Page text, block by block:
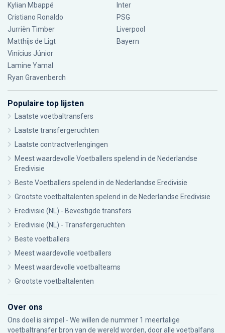
Kylian Mbappé
Cristiano Ronaldo
Jurriën Timber
Matthijs de Ligt
Vinícius Júnior
Lamine Yamal
Ryan Gravenberch
Inter
PSG
Liverpool
Bayern
Populaire top lijsten
Laatste voetbaltransfers
Laatste transfergeruchten
Laatste contractverlengingen
Meest waardevolle Voetballers spelend in de Nederlandse
Eredivisie
Beste Voetballers spelend in de Nederlandse Eredivisie
Grootste voetbaltalenten spelend in de Nederlandse Eredivisie
Eredivisie (NL) - Bevestigde transfers
Eredivisie (NL) - Transfergeruchten
Beste voetballers
Meest waardevolle voetballers
Meest waardevolle voetbalteams
Grootste voetbaltalenten
Over ons
Ons doel is simpel - We willen de nummer 1 meertalige
voetbaltransfer bron van de wereld worden, door alle voetbalfans